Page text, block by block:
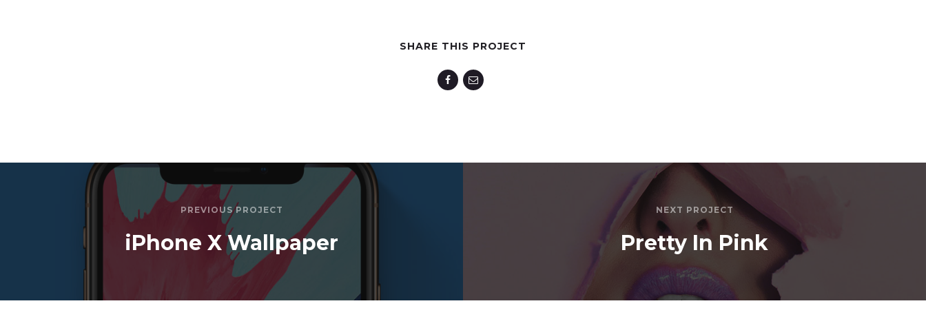
SHARE THIS PROJECT
PREVIOUS PROJECT
iPhone X Wallpaper
NEXT PROJECT
Pretty In Pink